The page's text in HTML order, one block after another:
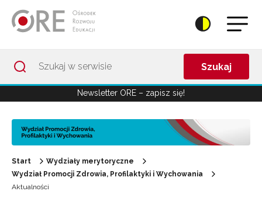
Szukaj
Newsletter ORE – zapisz się!
Start
Wydziały merytoryczne
Wydział Promocji Zdrowia, Profilaktyki i Wychowania
Aktualności